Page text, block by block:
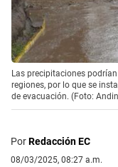
Las precipitaciones
regiones, por lo que se
de evacuación. (Foto:
PorRedacción EC
08/03/2025, 08:27 a.m.